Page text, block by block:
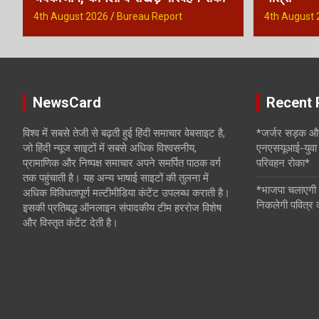
o
4th August 2026 Bureau Report 4th August
NewsCard
विश्व में सबसे तेजी से बढ़ती हुई हिंदी समाचार वेबसाइट है,
जो हिंदी न्यूज साइटों में सबसे अधिक विश्वसनीय,
प्रामाणिक और निष्पक्ष समाचार अपने समर्पित पाठक वर्ग
तक पहुंचाती है। यह अन्य भाषाई साइटों की तुलना में
अधिक विविधतापूर्ण मल्टीमीडिया कंटेंट उपलब्ध कराती है।
इसकी प्रतिबद्ध ऑनलाइन संपादकीय टीम हररोज विशेष
और विस्तृत कंटेंट देती है।
Recent
*जर्जर सड़क
एनएसयूआई-युवा
परिवहन रोका*
*भाजपा
निकलेगी